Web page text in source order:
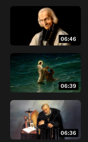
06:46
06:39
06:36